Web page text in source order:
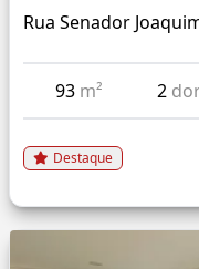
Rua Senador
93 m² 2
Destaque